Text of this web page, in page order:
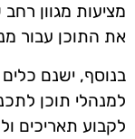
מציעות מגוון
את התוכן עבור
למנהלי תוכן
לקבוע תאריכים